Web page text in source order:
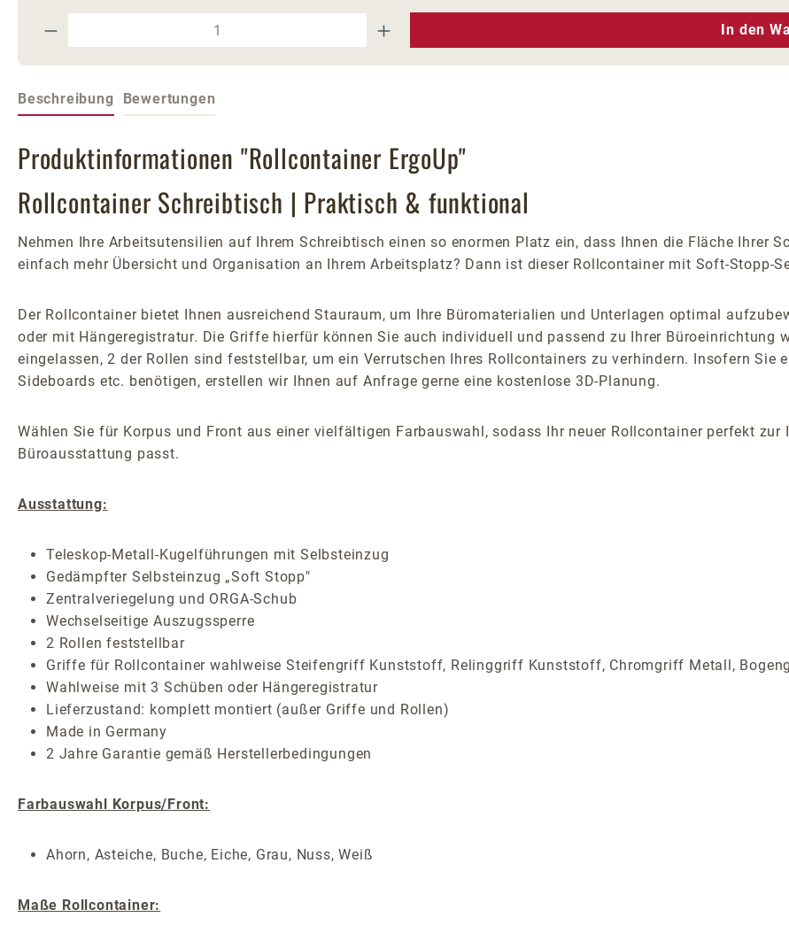
Produkt Anzahl: Gib den gewünschten Wert ein oder benutze die In den
Beschreibung Bewertungen
Produktinformationen "Rollcontainer ErgoUp"
Rollcontainer Schreibtisch | Praktisch & funktional
Nehmen Ihre Arbeitsutensilien auf Ihrem Schreibtisch einen so enormen Platz ein, dass Ihnen die Fläche Ihrer
einfach mehr Übersicht und Organisation an Ihrem Arbeitsplatz? Dann ist dieser Rollcontainer mit Soft-Stopp-
Der Rollcontainer bietet Ihnen ausreichend Stauraum, um Ihre Büromaterialien und Unterlagen optimal
oder mit Hängeregistratur. Die Griffe hierfür können Sie auch individuell und passend zu Ihrer Büroeinrichtung
eingelassen, 2 der Rollen sind feststellbar, um ein Verrutschen Ihres Rollcontainers zu verhindern. Insofern Sie
Sideboards etc. benötigen, erstellen wir Ihnen auf Anfrage gerne eine kostenlose 3D-Planung.
Wählen Sie für Korpus und Front aus einer vielfältigen Farbauswahl, sodass Ihr neuer Rollcontainer perfekt zur
Büroausstattung passt.
Ausstattung:
Teleskop-Metall-Kugelführungen mit Selbsteinzug
Gedämpfter Selbsteinzug „Soft Stopp"
Zentralveriegelung und ORGA-Schub
Wechselseitige Auszugssperre
2 Rollen feststellbar
Griffe für Rollcontainer wahlweise Steifengriff Kunststoff, Relinggriff Kunststoff, Chromgriff Metall,
Wahlweise mit 3 Schüben oder Hängeregistratur
Lieferzustand: komplett montiert (außer Griffe und Rollen)
Made in Germany
2 Jahre Garantie gemäß Herstellerbedingungen
Farbauswahl Korpus/Front:
Ahorn, Asteiche, Buche, Eiche, Grau, Nuss, Weiß
Maße Rollcontainer: